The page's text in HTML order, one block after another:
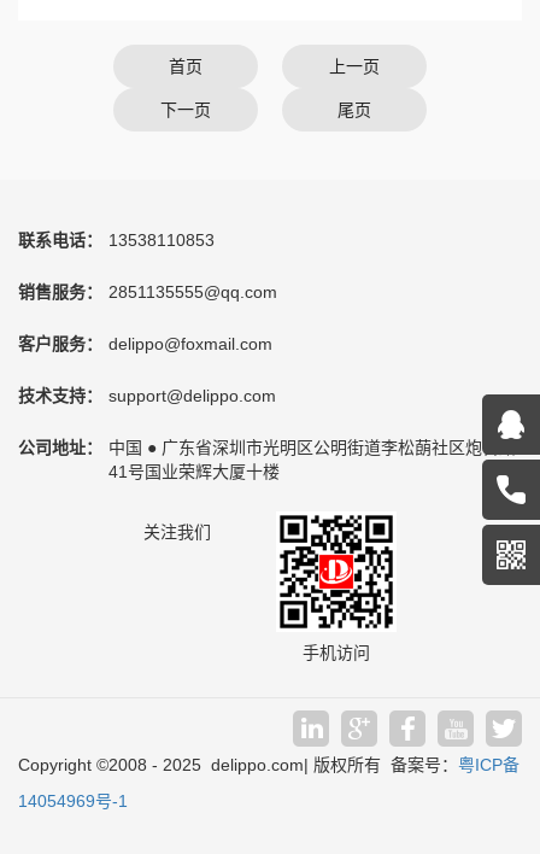
首页 上一页
下一页 尾页
联系电话： 13538110853
销售服务： 2851135555@qq.com
客户服务： delippo@foxmail.com
技术支持： support@delippo.com
公司地址：
中国 ● 广东省深圳市光明区公明街道李松蓢社区炮台路
41号国业荣辉大厦十楼
关注我们
手机访问
Copyright ©2008 - 2025 delippo.com| 版权所有 备案号： 粤ICP备
14054969号-1